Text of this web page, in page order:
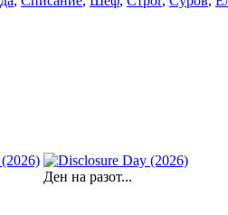
Ден на разот...